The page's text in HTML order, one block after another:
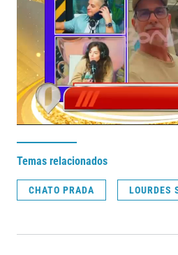
Temas relacionados
CHATO PRADA LOURDES